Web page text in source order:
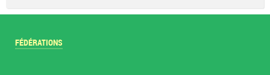
FÉDÉRATIONS